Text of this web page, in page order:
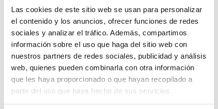
Las cookies de este sitio web se usan para personalizar
el contenido y los anuncios, ofrecer funciones de redes
sociales y analizar el tráfico. Además, compartimos
información sobre el uso que haga del sitio web con
nuestros partners de redes sociales, publicidad y análisis
web, quienes pueden combinarla con otra información
que les haya proporcionado o que hayan recopilado a
partir del uso que haya hecho de sus servicios.
Pilar de la Horadada por 88-15.
Se trata de una ventaja importante que el conjunto de
Pilar de la Horadada tendrá muy difícil remontar en el
partido de vuelta, que se disputará el próximo sábado
26 de febrero.
Consulta todos los calendarios de juego